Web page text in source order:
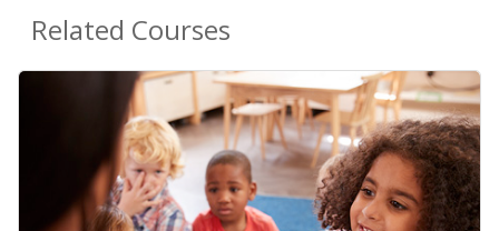
Related Courses